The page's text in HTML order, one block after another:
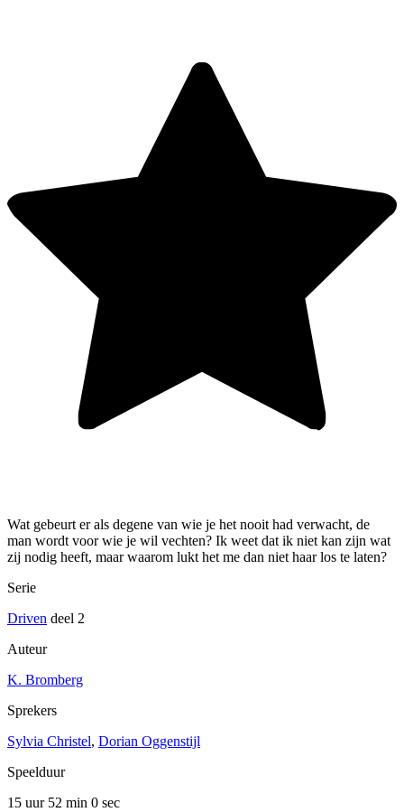
Wat gebeurt er als degene van wie je het nooit had verwacht, de
man wordt voor wie je wil vechten? Ik weet dat ik niet kan zijn wat
zij nodig heeft, maar waarom lukt het me dan niet haar los te laten?
Serie
Driven deel 2
Auteur
K. Bromberg
Sprekers
Sylvia Christel, Dorian Oggenstijl
Speelduur
15 uur 52 min 0 sec